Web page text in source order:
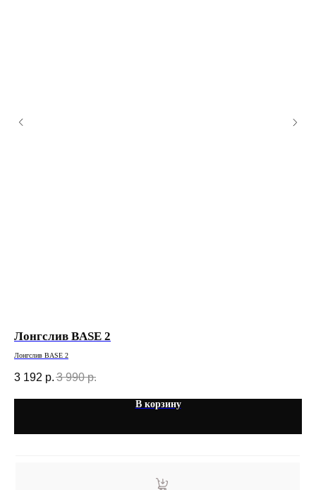
Лонгслив BASE 2
Лонгслив BASE 2
3 192 р. 3 990 р.
В корзину